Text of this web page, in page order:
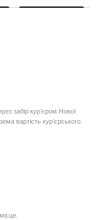
забір курʼєром Нової
вартість курʼєрського